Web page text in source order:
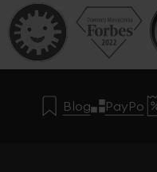
Blog PayPo